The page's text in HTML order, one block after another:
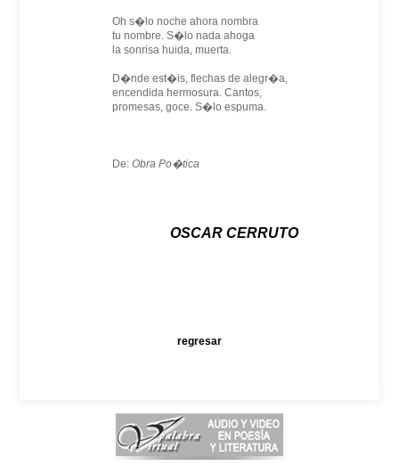
Oh s�lo noche ahora nombra
tu nombre. S�lo nada ahoga
la sonrisa huida, muerta.
D�nde est�is, flechas de alegr�a,
encendida hermosura. Cantos,
promesas, goce. S�lo espuma.
De: Obra Po�tica
OSCAR CERRUTO
regresar